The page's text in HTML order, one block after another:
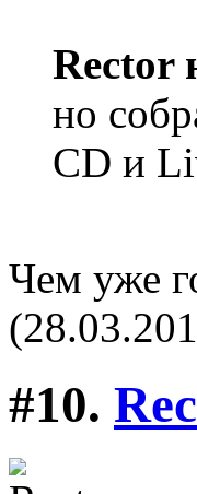
Rector
но
CD и
Чем уже
#10.